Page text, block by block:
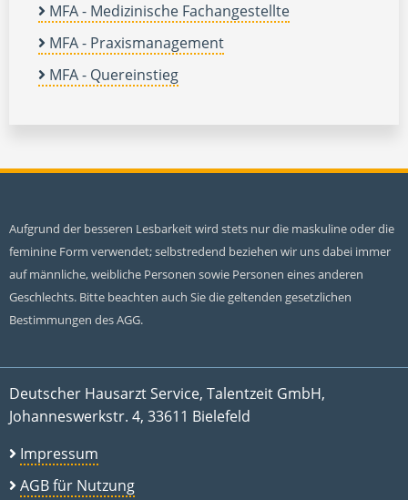
MFA - Medizinische Fachangestellte
MFA - Praxismanagement
MFA - Quereinstieg
Aufgrund der besseren Lesbarkeit wird stets nur die maskuline oder die
feminine Form verwendet; selbstredend beziehen wir uns dabei immer
auf männliche, weibliche Personen sowie Personen eines anderen
Geschlechts. Bitte beachten auch Sie die geltenden gesetzlichen
Bestimmungen des AGG.
Deutscher Hausarzt Service, Talentzeit GmbH,
Johanneswerkstr. 4, 33611 Bielefeld
Impressum
AGB für Nutzung